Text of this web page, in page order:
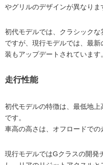
やグリルのデザインが異なりま
初代モデルでは、クラシック
ですが、現行モデルでは、最
装もアップデートされています。
走行性能
初代モデルの特徴は、最低地
です。
車高の高さは、オフロードでの
現行モデルではGクラスの開発